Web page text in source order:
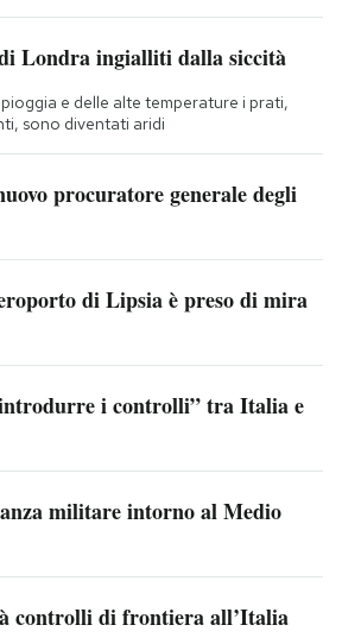
Londra ingialliti dalla siccità
e delle alte temperature i prati,
sono diventati aridi
procuratore generale degli
di Lipsia è preso di mira
i controlli” tra Italia e
militare intorno al Medio
controlli di frontiera all’Italia